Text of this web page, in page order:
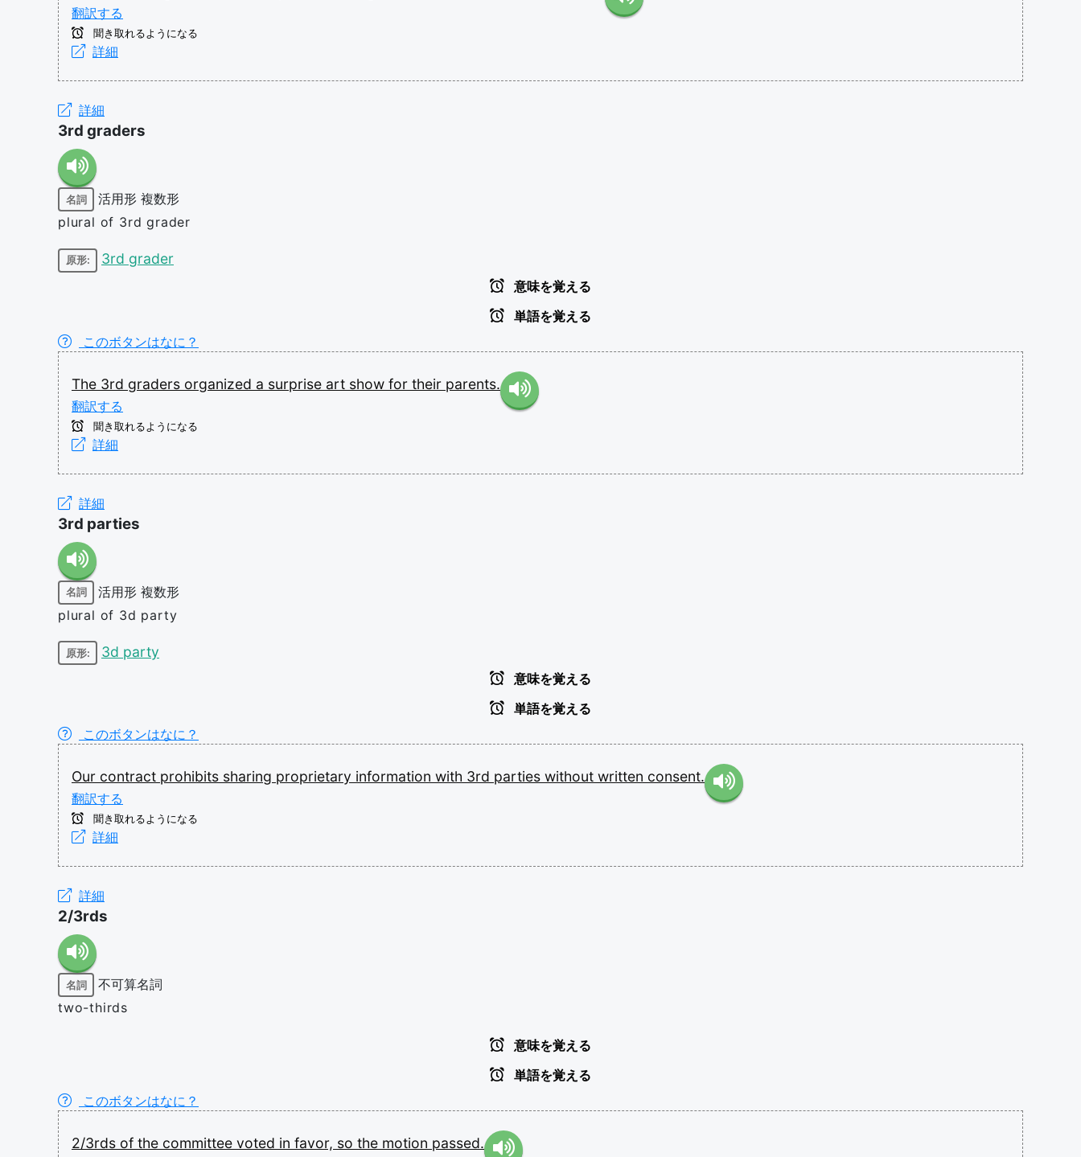
翻訳する
聞き取れるようになる
詳細
詳細
3rd graders
名詞 活用形 複数形
plural of 3rd grader
原形: 3rd grader
意味を覚える
単語を覚える
このボタンはなに？
The 3rd graders organized a surprise art show for their parents.
翻訳する
聞き取れるようになる
詳細
詳細
3rd parties
名詞 活用形 複数形
plural of 3d party
原形: 3d party
意味を覚える
単語を覚える
このボタンはなに？
Our contract prohibits sharing proprietary information with 3rd parties without written consent.
翻訳する
聞き取れるようになる
詳細
詳細
2/3rds
名詞
不可算名詞
two-thirds
意味を覚える
単語を覚える
このボタンはなに？
2/3rds of the committee voted in favor, so the motion passed.